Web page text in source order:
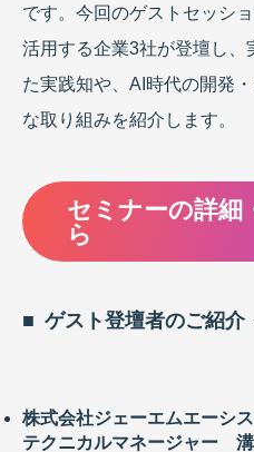
です。今回のゲストセッシ
活用する企業3社が登壇し、
た実践知や、AI時代の開発
な取り組みを紹介します。
セミナーの詳細
ら
ゲスト登壇者のご紹介
株式会社ジェーエムエーシ
テクニカルマネージャー